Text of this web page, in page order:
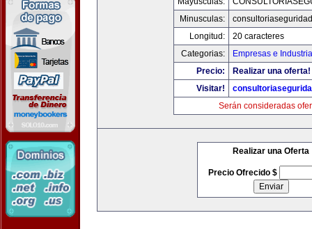
Minusculas:
Longitud:
20 caracteres
Categorias:
Empresas e
Precio:
Realizar una oferta!
Visitar!
Serán consideradas
Realizar una Oferta
Precio Ofrecido $